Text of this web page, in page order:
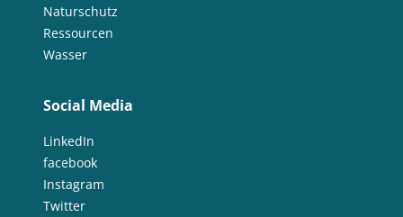
Naturschutz
Ressourcen
Wasser
Social Media
LinkedIn
facebook
Instagram
Twitter